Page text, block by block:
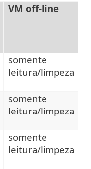
VM off-line
somente
leitura/limpeza
somente
leitura/limpeza
somente
leitura/limpeza